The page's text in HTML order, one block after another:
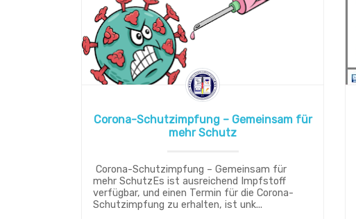
Corona-Schutzimpfung – Gemeinsam für
mehr Schutz
Corona-Schutzimpfung – Gemeinsam für
mehr SchutzEs ist ausreichend Impfstoff
verfügbar, und einen Termin für die Corona-
Schutzimpfung zu erhalten, ist unk...